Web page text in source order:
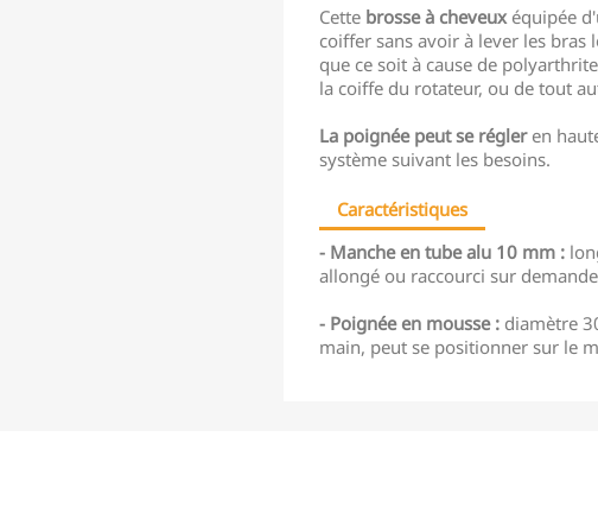
Cette brosse à cheveuxéquipée
coiffer sans avoir à lever les bras
que ce soit à cause de
la coiffe du rotateur, ou de tout
La poignée peut se régleren
système suivant les besoins.
Caractéristiques
- Manche en tube alu 10 mm :
allongé ou raccourci sur
- Poignée en mousse : diamètre
main, peut se positionner sur le